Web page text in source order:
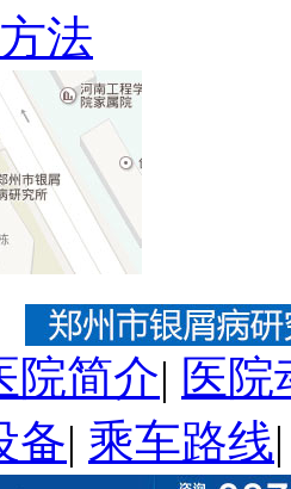
法
院简介| 医院
备| 乘车路线